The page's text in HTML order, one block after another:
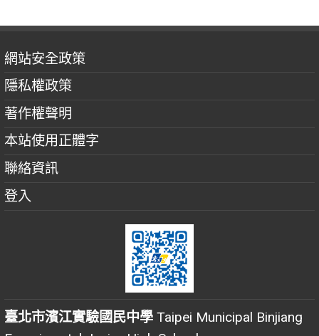
網站安全政策
隱私權政策
著作權聲明
本站使用正體字
聯絡資訊
登入
臺北市濱江實驗國民中學 Taipei Municipal Binjiang